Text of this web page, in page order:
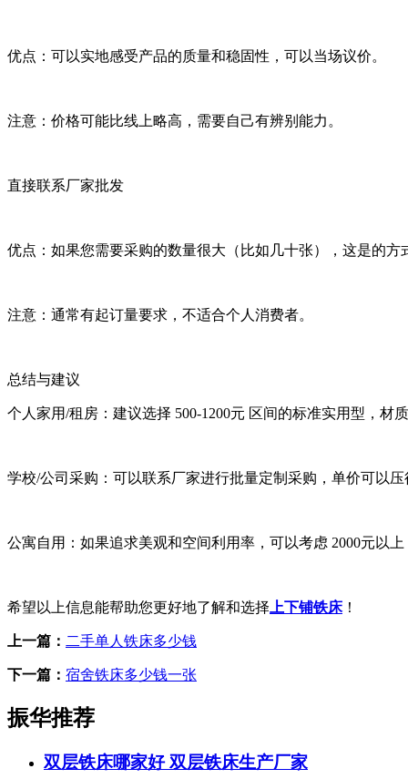
优点：可以实地感受产品的质量和稳固性，可以当场议价。
注意：价格可能比线上略高，需要自己有辨别能力。
直接联系厂家批发
优点：如果您需要采购的数量很大（比如几十张），这是的方
注意：通常有起订量要求，不适合个人消费者。
总结与建议
个人家用/租房：建议选择 500-1200元 区间的标准实用型，材
学校/公司采购：可以联系厂家进行批量定制采购，单价可以
公寓自用：如果追求美观和空间利用率，可以考虑 2000元以
希望以上信息能帮助您更好地了解和选择 上下铺铁床！
上一篇： 二手单人铁床多少钱
下一篇： 宿舍铁床多少钱一张
振华推荐
双层铁床哪家好 双层铁床生产厂家